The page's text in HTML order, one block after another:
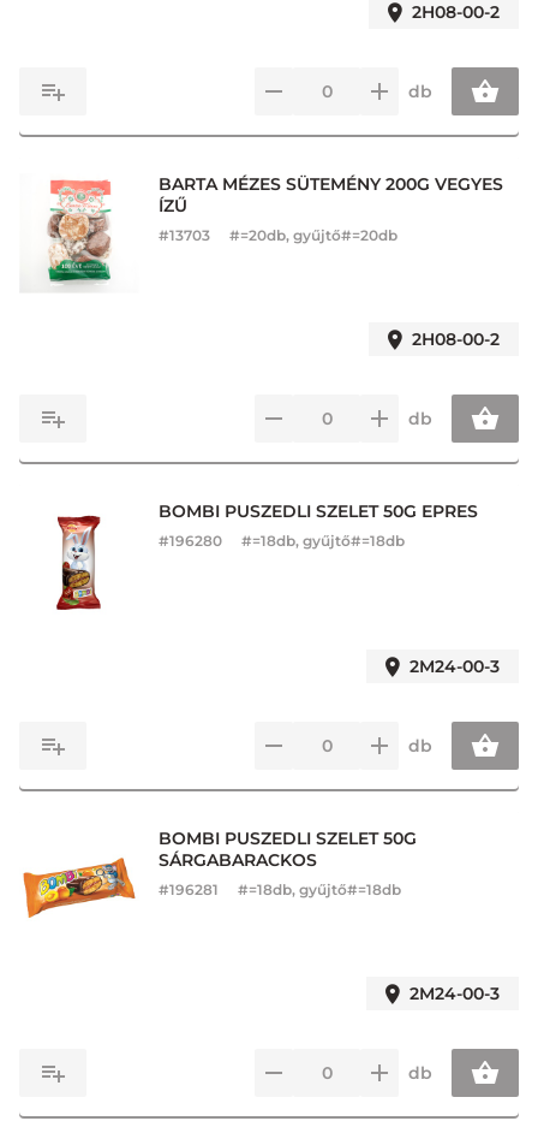
2H08-00-2
db
BARTA MÉZES SÜTEMÉNY 200G VEGYES
ÍZŰ
#13703 #=20db, gyűjtő#=20db
2H08-00-2
db
BOMBI PUSZEDLI SZELET 50G EPRES
#196280 #=18db, gyűjtő#=18db
2M24-00-3
db
BOMBI PUSZEDLI SZELET 50G
SÁRGABARACKOS
#196281 #=18db, gyűjtő#=18db
2M24-00-3
db